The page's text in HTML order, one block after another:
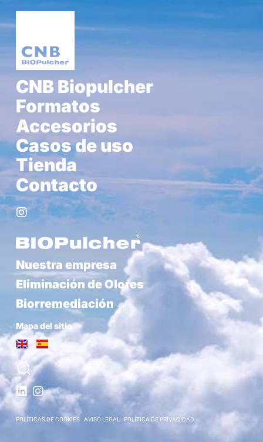
CNB Biopulcher
Formatos
Accesorios
Casos de uso
Tienda
Contacto
Nuestra empresa
Eliminación de Olores
Biorremediación
Mapa del sitio
POLÍTICAS DE COOKIES AVISO LEGAL POLÍTICA DE PRIVACIDAD